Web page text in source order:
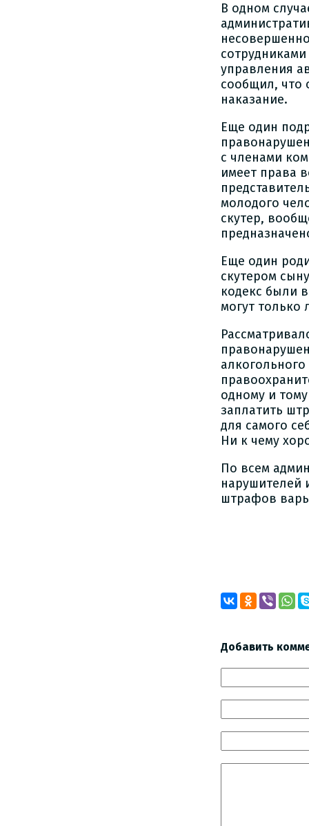
В одном
управления
сообщил, что
наказание.
Еще один
с членами
имеет права
молодого
скутер,
Еще один
скутером
кодекс были
могут только
одному и
заплатить
для самого
Ни к чему
По всем
нарушителей
штрафов
Добавить